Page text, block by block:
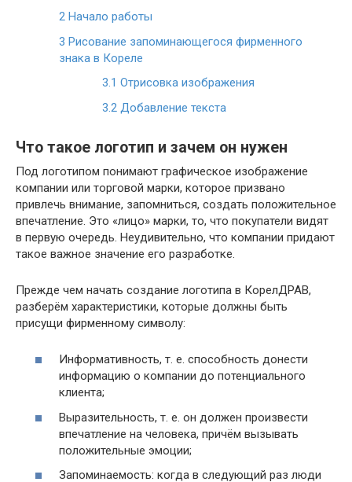
2 Начало работы
3 Рисование запоминающегося фирменного
знака в Кореле
3.1 Отрисовка изображения
3.2 Добавление текста
Что такое логотип и зачем он нужен
Под логотипом понимают графическое изображение
компании или торговой марки, которое призвано
привлечь внимание, запомниться, создать положительное
впечатление. Это «лицо» марки, то, что покупатели видят
в первую очередь. Неудивительно, что компании придают
такое важное значение его разработке.
Прежде чем начать создание логотипа в КорелДРАВ,
разберём характеристики, которые должны быть
присущи фирменному символу:
Информативность, т. е. способность донести
информацию о компании до потенциального
клиента;
Выразительность, т. е. он должен произвести
впечатление на человека, причём вызывать
положительные эмоции;
Запоминаемость: когда в следующий раз люди